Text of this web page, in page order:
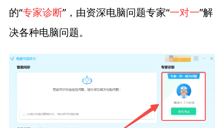
的“专家诊断”，由资深电脑问题专家“一对一”解
决各种电脑问题。